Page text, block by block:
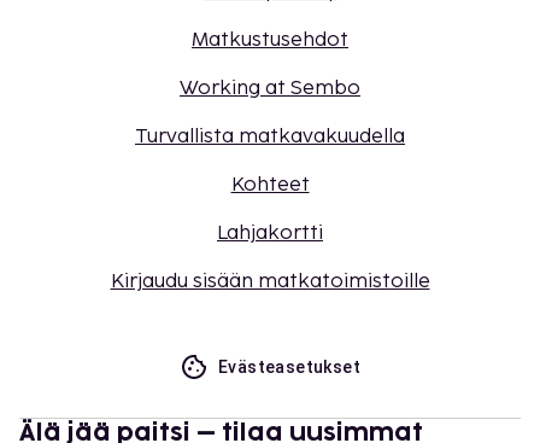
Matkustusehdot
Working at Sembo
Turvallista matkavakuudella
Kohteet
Lahjakortti
Kirjaudu sisään matkatoimistoille
Evästeasetukset
Älä jää paitsi – tilaa uusimmat